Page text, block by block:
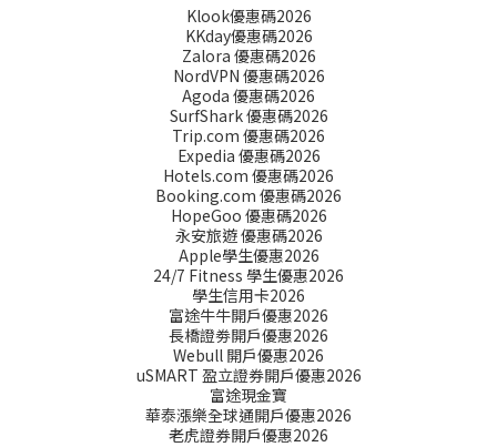
Klook優惠碼2026
KKday優惠碼2026
Zalora 優惠碼2026
NordVPN 優惠碼2026
Agoda 優惠碼2026
SurfShark 優惠碼2026
Trip.com 優惠碼2026
Expedia 優惠碼2026
Hotels.com 優惠碼2026
Booking.com 優惠碼2026
HopeGoo 優惠碼2026
永安旅遊 優惠碼2026
Apple學生優惠2026
24/7 Fitness 學生優惠2026
學生信用卡2026
富途牛牛開戶優惠2026
長橋證劵開戶優惠2026
Webull 開戶優惠2026
uSMART 盈立證券開戶優惠2026
富途現金寶
華泰漲樂全球通開戶優惠2026
老虎證券開戶優惠2026